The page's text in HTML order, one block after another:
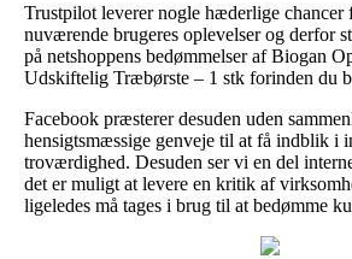
Trustpilot leverer nogle hæderlige chancer
nuværende brugeres oplevelser og derfor
på netshoppens bedømmelser af Biogan
Udskiftelig Træbørste – 1 stk forinden du
Facebook præsterer desuden uden
hensigtsmæssige genveje til at få indblik i
troværdighed. Desuden ser vi en del
det er muligt at levere en kritik af
ligeledes må tages i brug til at bedømme